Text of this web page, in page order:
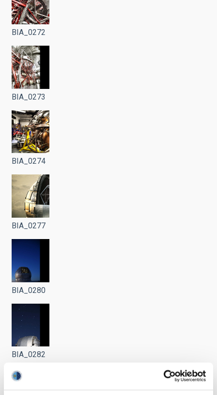
BIA_0272
BIA_0273
BIA_0274
BIA_0277
BIA_0280
BIA_0282